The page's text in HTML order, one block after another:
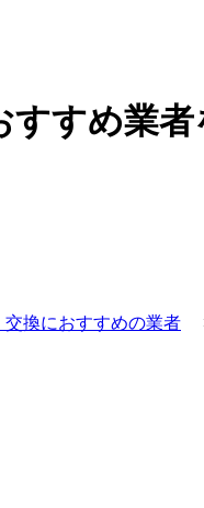
すすめ業
換におすすめの業者